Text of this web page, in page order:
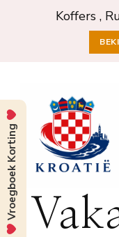
Koffers ,
Vroegboek Korting